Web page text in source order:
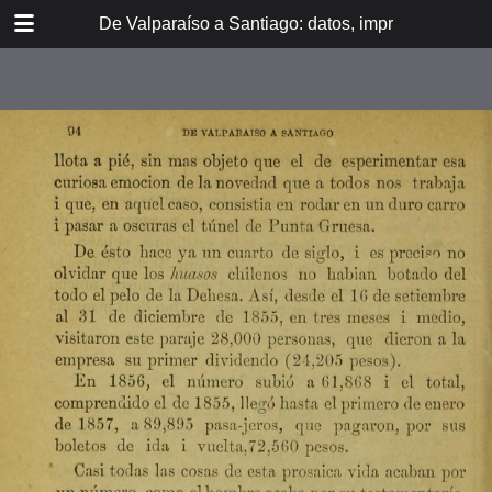
De Valparaíso a Santiago: datos, impresiones,
DOWNLOAD
Itinerario del ferrocarril de
Valparaíso a Santiago
espresamente grabado en Paris en
madera para esta obra
Dedicatoria
A los viajeros
En la Estación de Valparaíso
El banquete de inauguración i el
motín de Oyarce
Viña del Mar
Bosquejo histórico
El Salto